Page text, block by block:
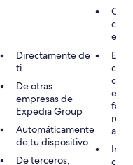
en
Directamente de
ti
De otras
empresas de
Expedia Group
Automáticamente
de tu dispositivo
De terceros,